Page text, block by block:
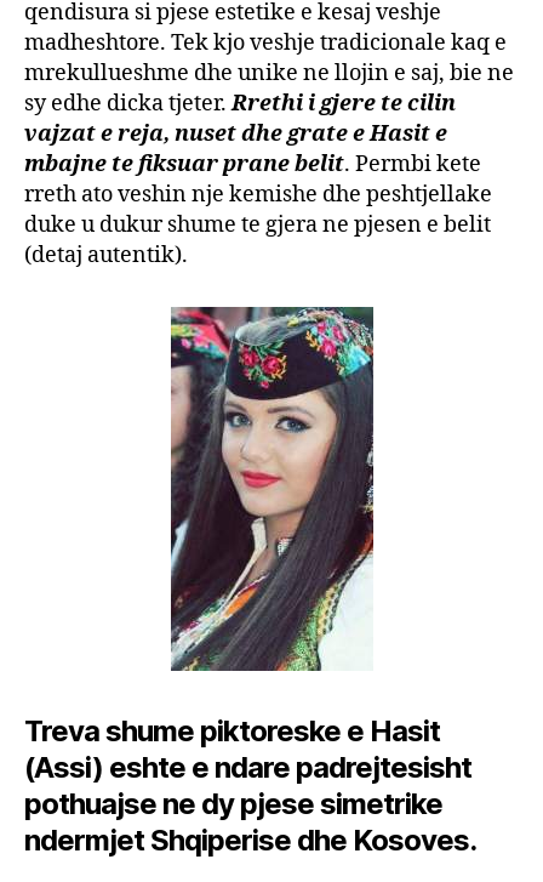
qendisura si pjese estetike e kesaj veshje
madheshtore. Tek kjo veshje tradicionale kaq e
mrekullueshme dhe unike ne llojin e saj, bie ne
sy edhe dicka tjeter.Rrethi i gjere te cilin
vajzat e reja, nuset dhe grate e Hasit e
mbajne te fiksuar prane belit. Permbi kete
rreth ato veshin nje kemishe dhe peshtjellake
duke u dukur shume te gjera ne pjesen e belit
(detaj autentik).
Treva shume piktoreske e Hasit
(Assi) eshte e ndare padrejtesisht
pothuajse ne dy pjese simetrike
ndermjet Shqiperise dhe Kosoves.